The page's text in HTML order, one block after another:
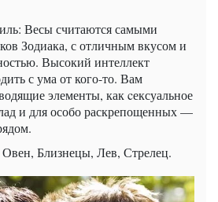
Весы считаются самыми
Зодиака, с отличным вкусом и
Высокий интеллект
с ума от кого-то. Вам
элементы, как cексуальное
и для особо раскрепощенных —
Овен, Близнецы, Лев, Стрелец.